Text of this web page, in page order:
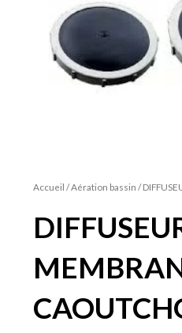
Accueil /Aération bassin /